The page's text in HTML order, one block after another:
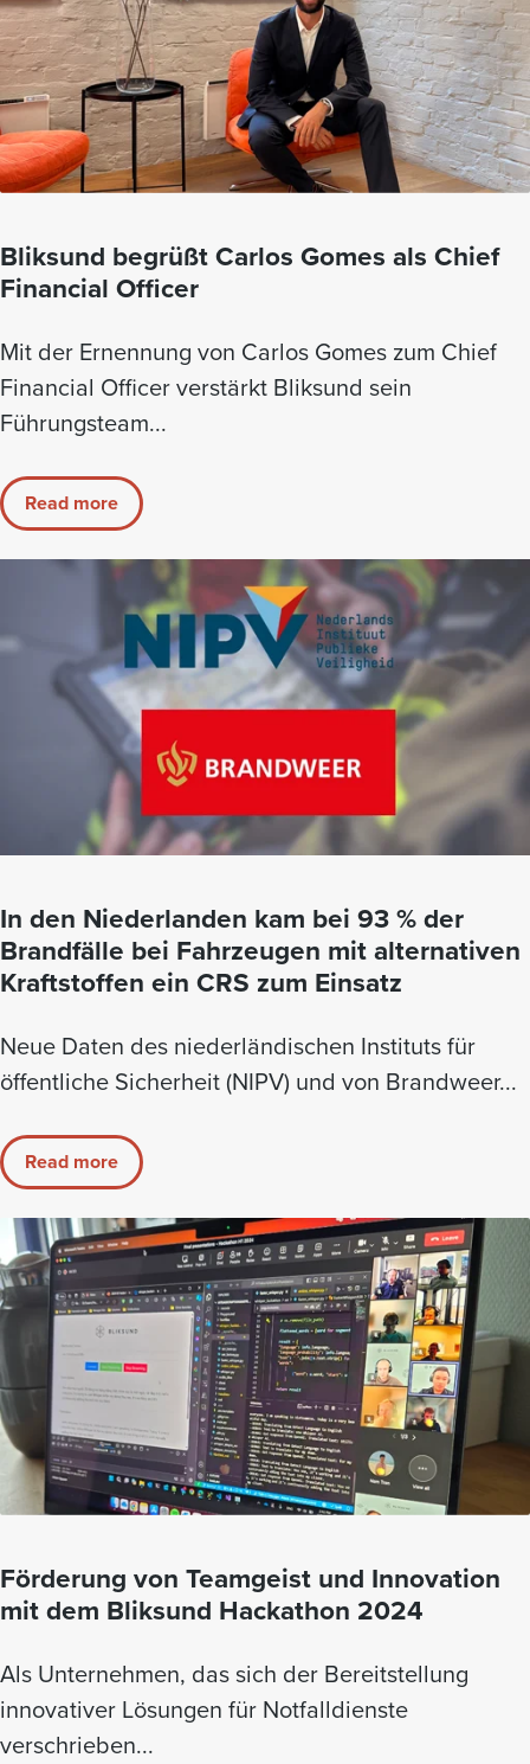
Bliksund begrüßt Carlos Gomes als Chief
Financial Officer
Mit der Ernennung von Carlos Gomes zum Chief
Financial Officer verstärkt Bliksund sein
Führungsteam...
Read more
In den Niederlanden kam bei 93 % der
Brandfälle bei Fahrzeugen mit alternativen
Kraftstoffen ein CRS zum Einsatz
Neue Daten des niederländischen Instituts für
öffentliche Sicherheit (NIPV) und von Brandweer...
Read more
Förderung von Teamgeist und Innovation
mit dem Bliksund Hackathon 2024
Als Unternehmen, das sich der Bereitstellung
innovativer Lösungen für Notfalldienste
verschrieben...